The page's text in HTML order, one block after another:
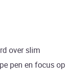
over slim
pen en focus op